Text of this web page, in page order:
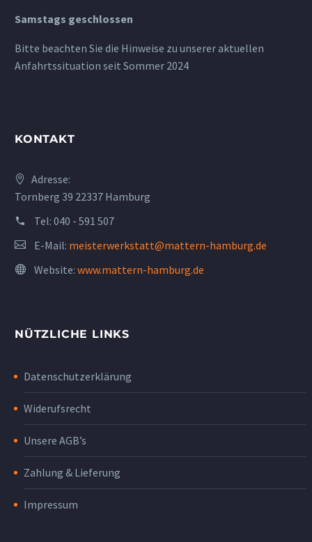
Samstags geschlossen
Bitte beachten Sie die Hinweise zu unserer aktuellen
Anfahrtssituation seit Sommer 2024
KONTAKT
Adresse:
Tornberg 39 22337 Hamburg
Tel: 040 - 591 507
E-Mail: meisterwerkstatt@mattern-hamburg.de
Website: www.mattern-hamburg.de
NÜTZLICHE LINKS
Datenschutzerklärung
Widerufsrecht
Unsere AGB’s
Zahlung & Lieferung
Impressum